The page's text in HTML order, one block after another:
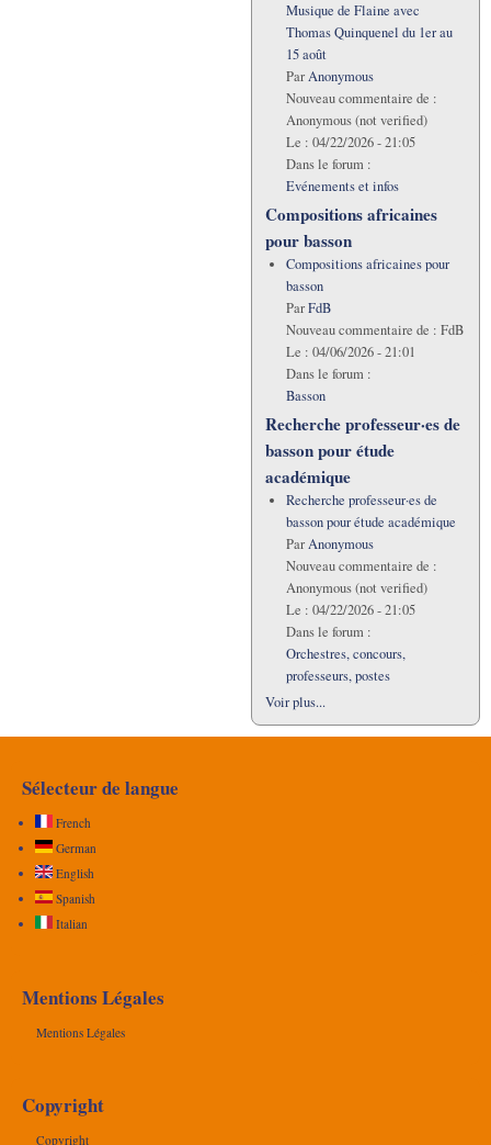
Musique de Flaine avec
Thomas Quinquenel du 1er au
15 août
ParAnonymous
Nouveau commentaire de :
Anonymous (not verified)
Le : 04/22/2026 - 21:05
Dans le forum :
Evénements et infos
Compositions africaines
pour basson
Compositions africaines pour
basson
ParFdB
Nouveau commentaire de : FdB
Le : 04/06/2026 - 21:01
Dans le forum :
Basson
Recherche professeur·es de
basson pour étude
académique
Recherche professeur·es de
basson pour étude académique
ParAnonymous
Nouveau commentaire de :
Anonymous (not verified)
Le : 04/22/2026 - 21:05
Dans le forum :
Orchestres, concours,
professeurs, postes
Voir plus...
Sélecteur de langue
French
German
English
Spanish
Italian
Mentions Légales
Mentions Légales
Copyright
Copyright